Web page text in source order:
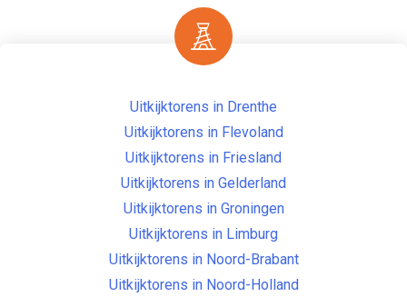
Uitkijktorens in Drenthe
Uitkijktorens in Flevoland
Uitkijktorens in Friesland
Uitkijktorens in Gelderland
Uitkijktorens in Groningen
Uitkijktorens in Limburg
Uitkijktorens in Noord-Brabant
Uitkijktorens in Noord-Holland